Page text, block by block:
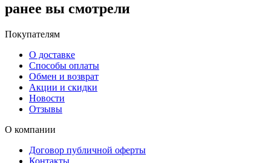
ранее вы смотрели
Покупателям
О доставке
Способы оплаты
Обмен и возврат
Акции и скидки
Новости
Отзывы
О компании
Договор публичной оферты